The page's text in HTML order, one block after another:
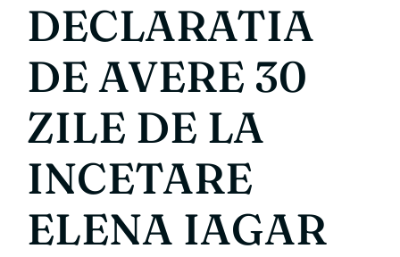
DECLARATIA
DE AVERE 30
ZILE DE LA
INCETARE
ELENA IAGAR